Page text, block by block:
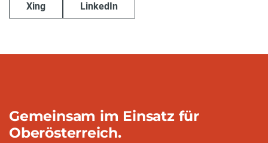
Xing LinkedIn
Gemeinsam im Einsatz für
Oberösterreich.